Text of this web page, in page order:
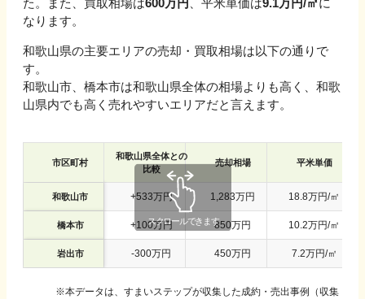
た。また、買取相場は600万円 、平米単価は9.1万円/㎡に
なります。
和歌山県の主要エリアの売却・買取相場は以下の通りで
す。
和歌山市、橋本市は和歌山県全体の相場よりも高く、 和歌
山県内でも高く売れやすいエリアだと言えます。
市区町村
和歌山県全体との
比較
売却相場 平米単価
和歌山市 +533万円 1,283万円 18.8万円/㎡
橋本市 +100万円 850万円 10.2万円/㎡
岩出市 -300万円 450万円 7.2万円/㎡
※本データは、すまいステップが収集した成約・売出事例（収集